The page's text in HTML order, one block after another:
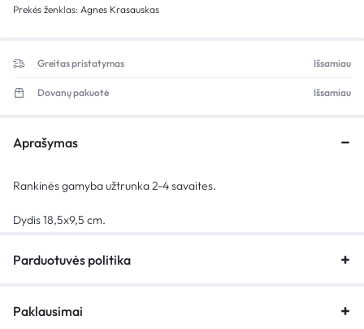
Prekės ženklas: Agnes Krasauskas
Greitas pristatymas Išsamiau
Dovanų pakuotė Išsamiau
Aprašymas
Rankinės gamyba užtrunka 2-4 savaites.
Dydis18,5x9,5 cm.
Parduotuvės politika
Paklausimai